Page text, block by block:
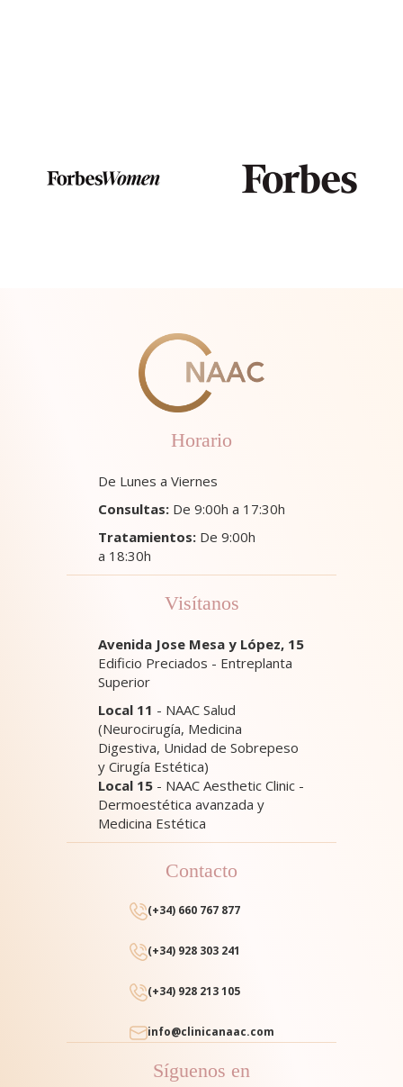
Horario
De Lunes a Viernes
Consultas: De 9:00h a 17:30h
Tratamientos: De 9:00h
a 18:30h
Visítanos
Avenida Jose Mesa y López, 15
Edificio Preciados - Entreplanta
Superior
Local 11 - NAAC Salud
(Neurocirugía, Medicina
Digestiva, Unidad de Sobrepeso
y Cirugía Estética)
Local 15 - NAAC Aesthetic Clinic -
Dermoestética avanzada y
Medicina Estética
Contacto
(+34) 660 767 877
(+34) 928 303 241
(+34) 928 213 105
info@clinicanaac.com
Síguenos en